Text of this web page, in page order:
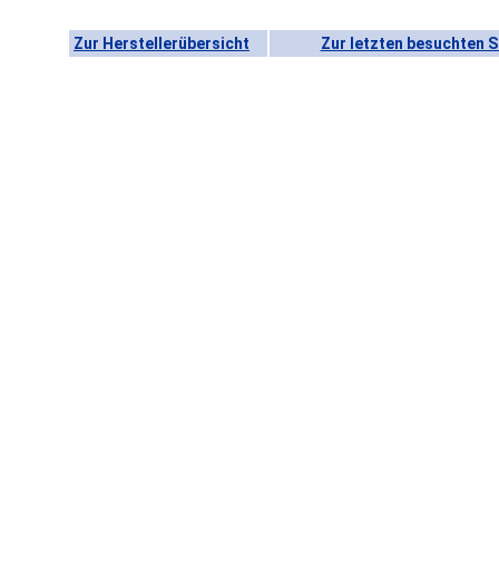
Zur Herstellerübersicht Zur letzten besuchten